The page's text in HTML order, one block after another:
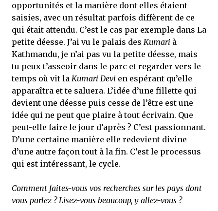
opportunités et la manière dont elles étaient
saisies, avec un résultat parfois diffèrent de ce
qui était attendu. C’est le cas par exemple dans La
petite déesse. J’ai vu le palais des Kumari à
Kathmandu, je n’ai pas vu la petite déesse, mais
tu peux t’asseoir dans le parc et regarder vers le
temps où vit la Kumari Devi en espérant qu’elle
apparaîtra et te saluera. L’idée d’une fillette qui
devient une déesse puis cesse de l’être est une
idée qui ne peut que plaire à tout écrivain. Que
peut-elle faire le jour d’après ? C’est passionnant.
D’une certaine manière elle redevient divine
d’une autre façon tout à la fin. C’est le processus
qui est intéressant, le cycle.
Comment faites-vous vos recherches sur les pays dont
vous parlez ? Lisez-vous beaucoup, y allez-vous ?